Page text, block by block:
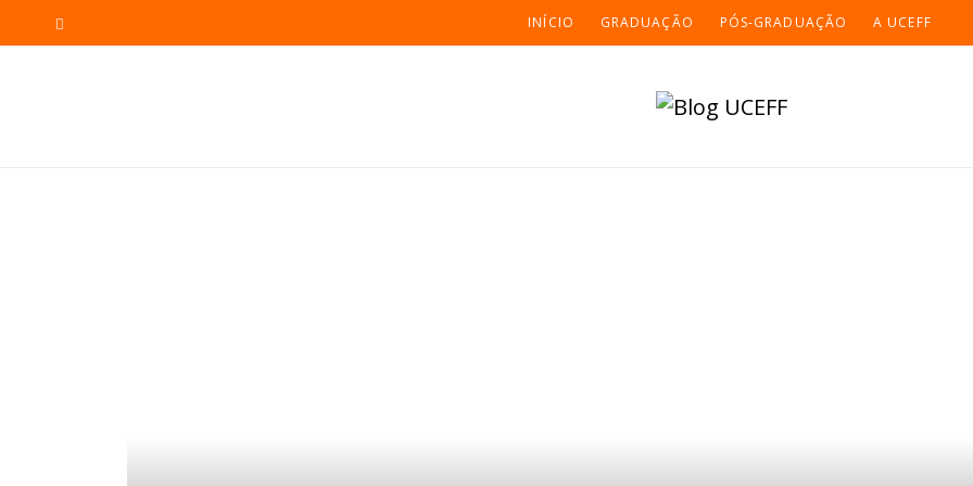
INÍCIO GRADUAÇÃO PÓS-GRADUAÇÃO A UCEFF